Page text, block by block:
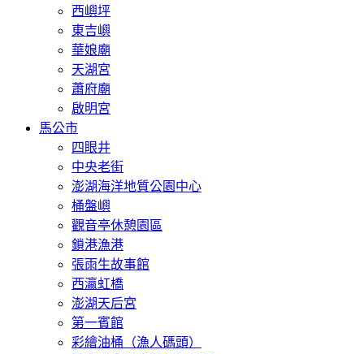
西嶼坪
東吉嶼
華娘廟
天湖宮
蕭府廟
啟明宮
馬公市
四眼井
中央老街
澎湖海洋地質公園中心
桶盤嶼
觀音亭休憩園區
鎖港漁港
張雨生故事館
西瀛虹橋
澎湖天后宮
第一賓館
彩繪油桶（漁人碼頭）